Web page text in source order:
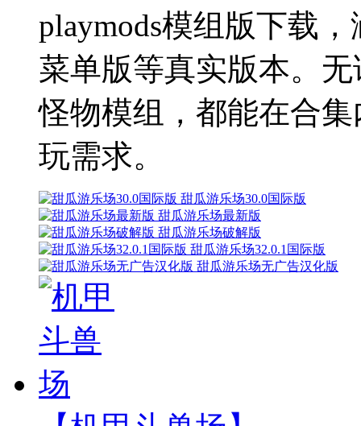
playmods模组版下载
菜单版等真实版本。
怪物模组，都能在合
玩需求。
甜瓜游乐场30.0国际版
甜瓜游乐场最新版
甜瓜游乐场破解版
甜瓜游乐场32.0.1国际版
甜瓜游乐场无广告汉化版